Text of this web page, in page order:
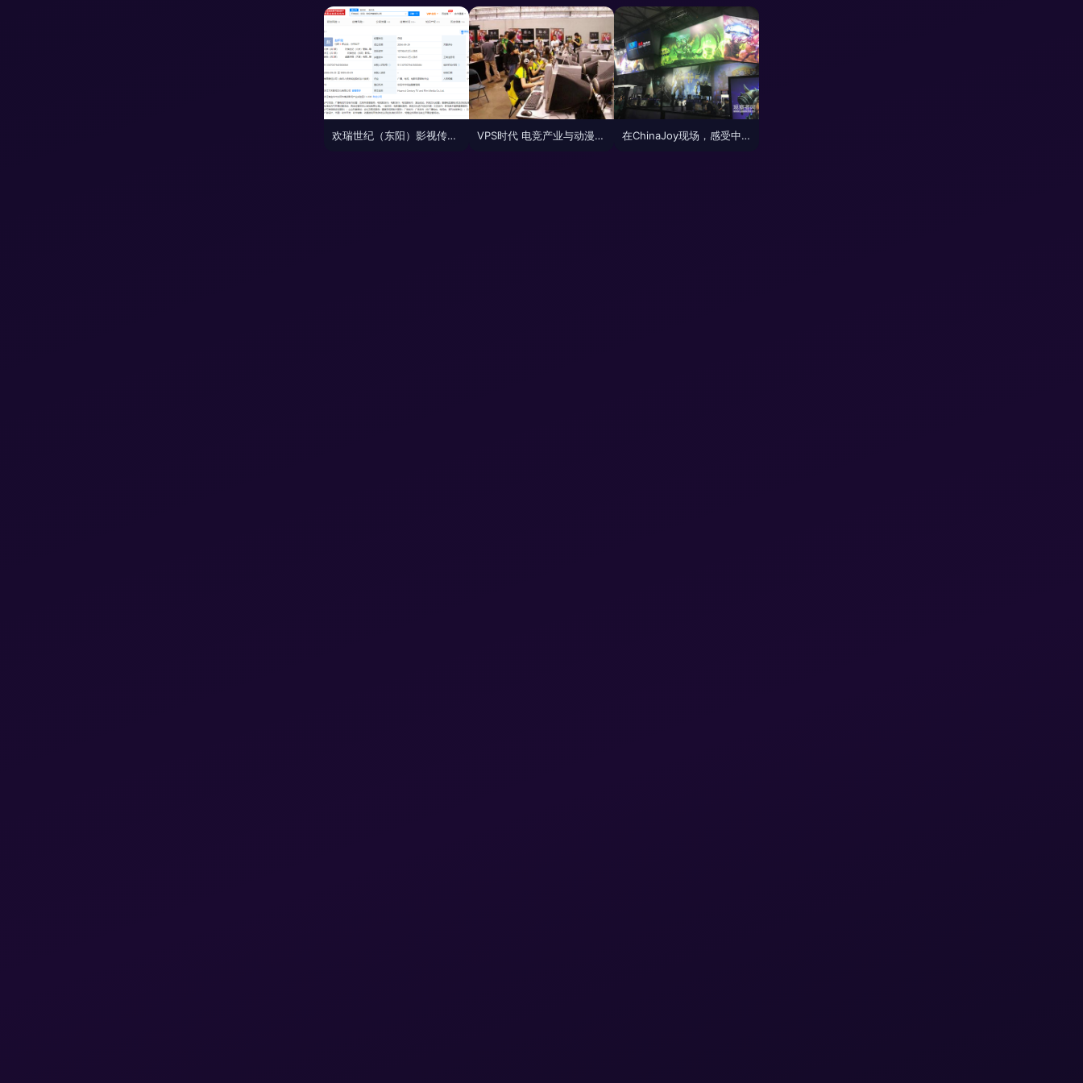
欢瑞世纪（东阳）影视传媒拓展业务版图 新增动漫游戏开发，开启IP全产业链运营新篇章 VPS时代 电竞产业与动漫游戏开发的融合与革新 在ChinaJoy现场，感受中国游戏业吹起的热风